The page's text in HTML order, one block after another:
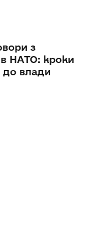
з
в НАТО: кроки
до влади